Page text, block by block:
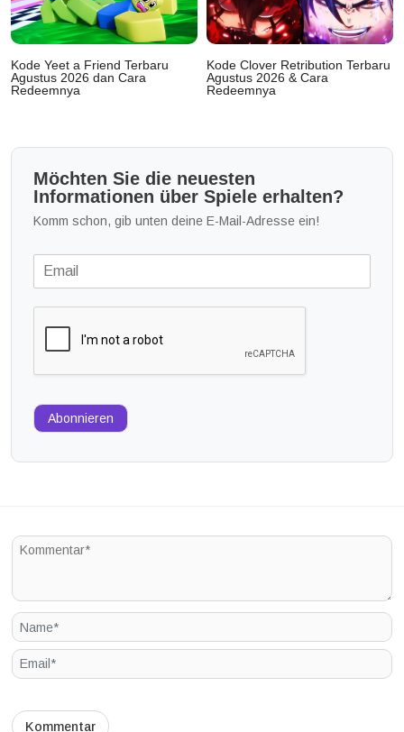
Kode Yeet a Friend Terbaru
Agustus 2026 dan Cara
Redeemnya
Kode Clover Retribution Terbaru
Agustus 2026 & Cara
Redeemnya
Möchten Sie die neuesten
Informationen über Spiele erhalten?
Komm schon, gib unten deine E-Mail-Adresse ein!
Abonnieren